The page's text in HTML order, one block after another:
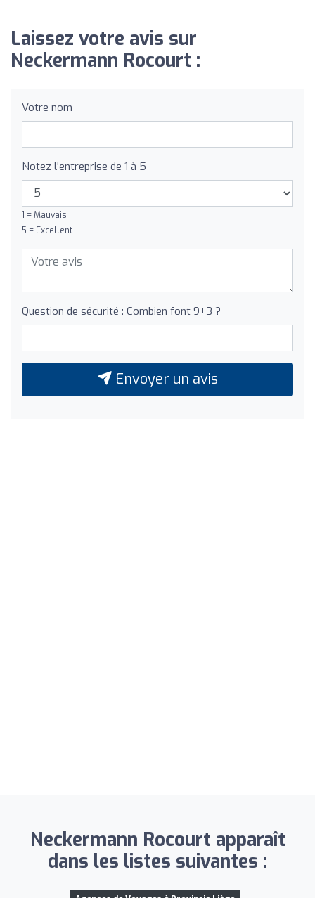
Laissez votre avis sur
Neckermann Rocourt :
Votre nom
Notez l'entreprise de 1 à 5
1 = Mauvais
5 = Excellent
Question de sécurité : Combien font 9+3 ?
Envoyer un avis
Neckermann Rocourt apparaît
dans les listes suivantes :